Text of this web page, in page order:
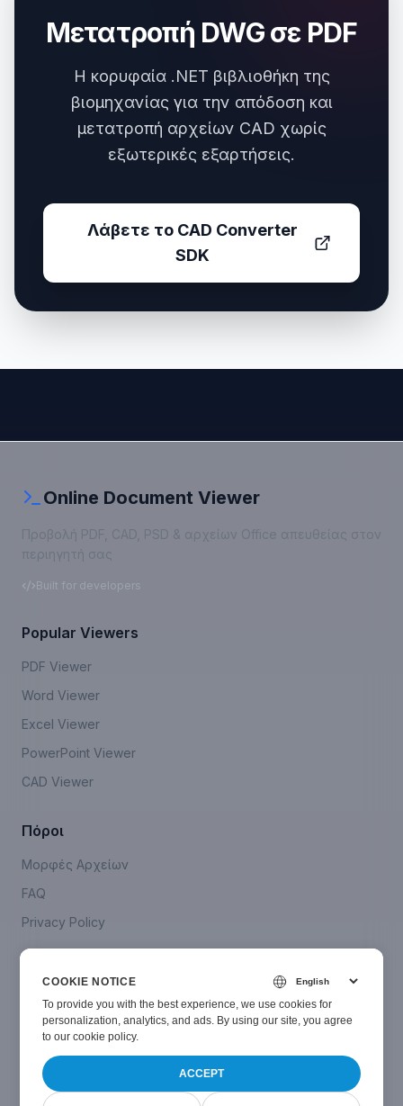
Μετατροπή DWG σε PDF
Η κορυφαία .NET βιβλιοθήκη της
βιομηχανίας για την απόδοση και
μετατροπή αρχείων CAD χωρίς
εξωτερικές εξαρτήσεις.
Λάβετε το CAD Converter
SDK
Online Document Viewer
Προβολή PDF, CAD, PSD & αρχείων Office απευθείας στον
περιηγητή σας
Built for developers
Popular Viewers
PDF Viewer
Word Viewer
Excel Viewer
PowerPoint Viewer
CAD Viewer
Πόροι
Μορφές Αρχείων
FAQ
Privacy Policy
Επικοινωνήστε Μαζί Μας
© Smallize2024-2026. All Rights Reserved.
COOKIE NOTICE
To provide you with the best experience, we use cookies for
personalization, analytics, and ads. By using our site, you agree
toour cookie policy.
ACCEPT